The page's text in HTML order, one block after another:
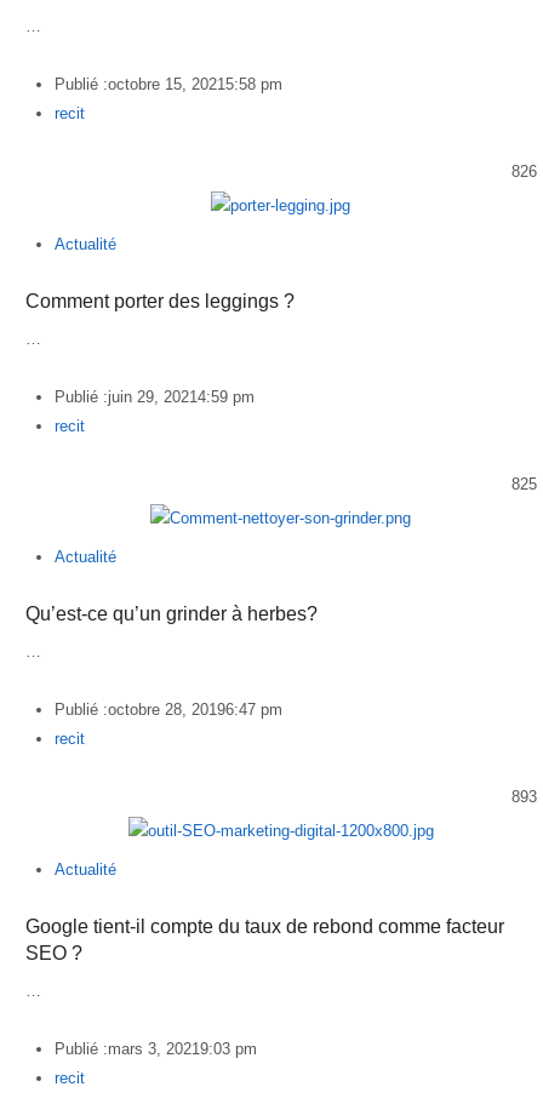
…
Publié :octobre 15, 20215:58 pm
Author
recit
826
Actualité
Comment porter des leggings ?
…
Publié :juin 29, 20214:59 pm
Author
recit
825
Actualité
Qu’est-ce qu’un grinder à herbes?
…
Publié :octobre 28, 20196:47 pm
Author
recit
893
Actualité
Google tient-il compte du taux de rebond comme facteur
SEO ?
…
Publié :mars 3, 20219:03 pm
Author
recit